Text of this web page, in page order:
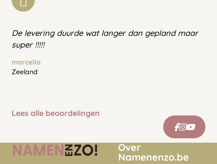
De levering duurde wat langer dan gepland maar
super !!!!!
marcella
Zeeland
Lees alle beoordelingen
Over
Namenenzo.be